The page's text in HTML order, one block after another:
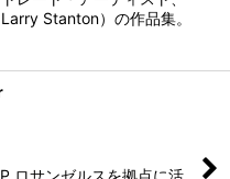
Stanton）の作品集。
ロサンゼルスを拠点に活